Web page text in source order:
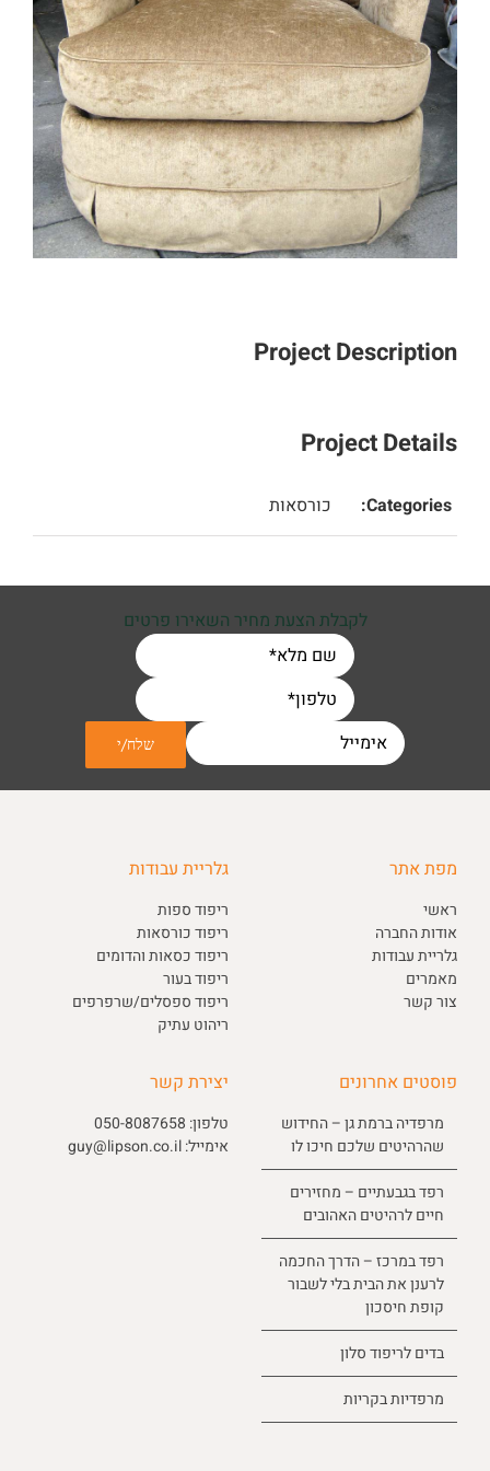
Project Description
Project Details
Categories: כורסאות
לקבלת הצעת מחיר השאירו פרטים
מפת אתר
ראשי
אודות החברה
גלריית עבודות
מאמרים
צור קשר
גלריית עבודות
ריפוד ספות
ריפוד כורסאות
ריפוד כסאות והדומים
ריפוד בעור
ריפוד ספסלים/שרפרפים
ריהוט עתיק
פוסטים אחרונים
מרפדיה ברמת גן – החידוש
שהרהיטים שלכם חיכו לו
רפד בגבעתיים – מחזירים
חיים לרהיטים האהובים
רפד במרכז – הדרך החכמה
לרענן את הבית בלי לשבור
קופת חיסכון
בדים לריפוד סלון
מרפדיות בקריות
יצירת קשר
טלפון: 050-8087658
אימייל:guy@lipson.co.il